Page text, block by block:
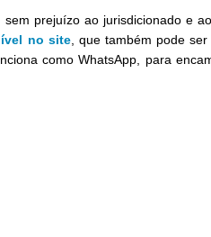
prejuízo ao jurisdicionado e
no site, que também pode ser
como WhatsApp, para